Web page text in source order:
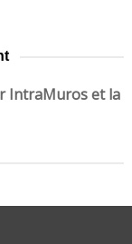
IntraMuros et la